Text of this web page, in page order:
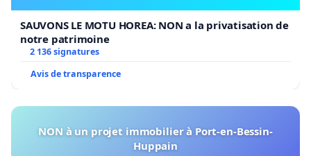
SAUVONS LE MOTU HOREA: NON a la privatisation de
notre patrimoine
2 136 signatures
Avis de transparence
NON à un projet immobilier à Port-en-Bessin-
Huppain